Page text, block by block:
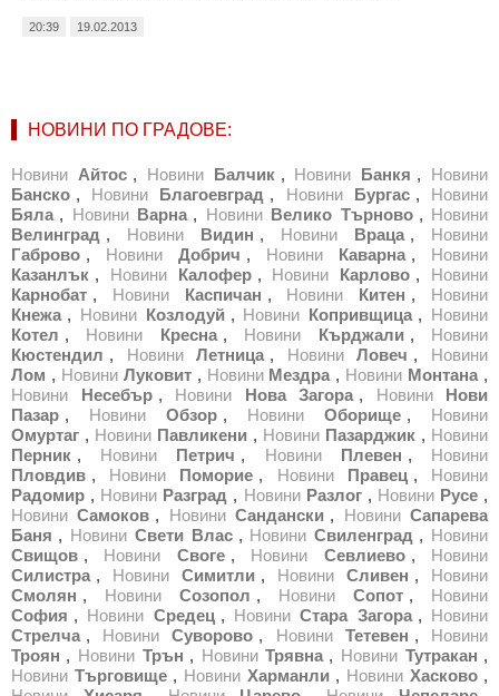
20:39 19.02.2013
НОВИНИ ПО ГРАДОВЕ:
Новини Айтос , Новини Балчик , Новини Банкя , Новини
Банско , Новини Благоевград , Новини Бургас , Новини
Бяла , Новини Варна , Новини Велико Търново , Новини
Велинград , Новини Видин , Новини Враца , Новини
Габрово , Новини Добрич , Новини Каварна , Новини
Казанлък , Новини Калофер , Новини Карлово , Новини
Карнобат , Новини Каспичан , Новини Китен , Новини
Кнежа , Новини Козлодуй , Новини Копривщица , Новини
Котел , Новини Кресна , Новини Кърджали , Новини
Кюстендил , Новини Летница , Новини Ловеч , Новини
Лом , Новини Луковит , Новини Мездра , Новини Монтана ,
Новини
Несебър , Новини Нова Загора , Новини
Нови
Пазар , Новини Обзор , Новини Оборище , Новини
Омуртаг , Новини Павликени , Новини Пазарджик , Новини
Перник , Новини Петрич , Новини Плевен , Новини
Пловдив , Новини Поморие , Новини Правец , Новини
Радомир , Новини Разград , Новини Разлог , Новини Русе ,
Новини Самоков , Новини Сандански , Новини Сапарева
Баня , Новини Свети Влас , Новини Свиленград , Новини
Свищов , Новини Своге , Новини Севлиево , Новини
Силистра , Новини Симитли , Новини Сливен , Новини
Смолян , Новини Созопол , Новини Сопот , Новини
София , Новини Средец , Новини Стара Загора , Новини
Стрелча , Новини Суворово , Новини Тетевен , Новини
Троян , Новини Трън , Новини Трявна , Новини Тутракан ,
Новини Търговище , Новини Харманли , Новини Хасково ,